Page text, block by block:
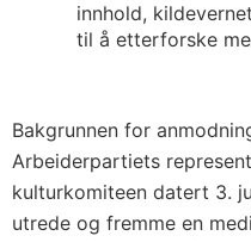
innhold,
til å etterforske
Bakgrunnen for
Arbeiderpartiets
kulturkomiteen datert 3.
utrede og fremme en